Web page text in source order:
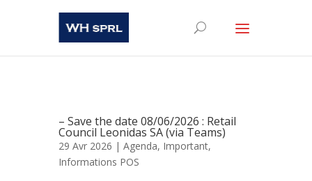
– Save the date 08/06/2026 : Retail
Council Leonidas SA (via Teams)
29 Avr 2026 | Agenda, Important,
Informations POS